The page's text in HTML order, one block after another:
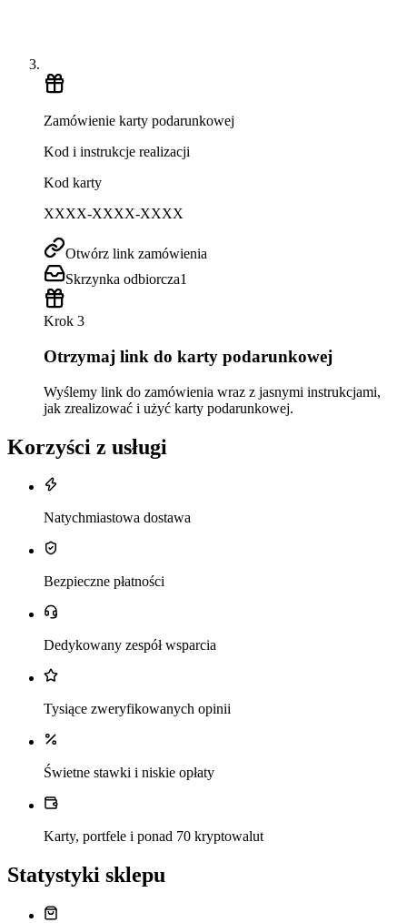
Zamówienie karty podarunkowej
Kod i instrukcje realizacji
Kod karty
XXXX-XXXX-XXXX
Otwórz link zamówienia
Skrzynka odbiorcza1
Krok 3
Otrzymaj link do karty podarunkowej
Wyślemy link do zamówienia wraz z jasnymi instrukcjami,
jak zrealizować i użyć karty podarunkowej.
Korzyści z usługi
Natychmiastowa dostawa
Bezpieczne płatności
Dedykowany zespół wsparcia
Tysiące zweryfikowanych opinii
Świetne stawki i niskie opłaty
Karty, portfele i ponad 70 kryptowalut
Statystyki sklepu